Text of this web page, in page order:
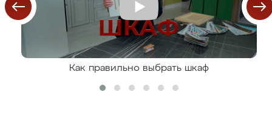
Как правильно выбрать шкаф